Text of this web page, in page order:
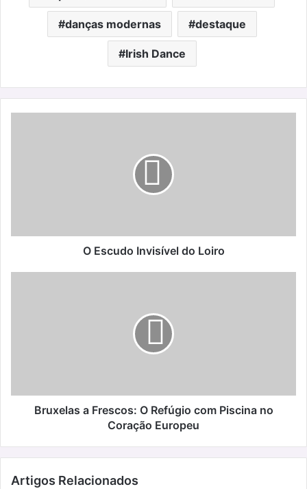
danças modernas destaque
Irish Dance
O Escudo Invisível do Loiro
Coração
EuropeuBruxelas a Frescos: O Refúgio com Piscina no
Coração Europeu
Artigos Relacionados